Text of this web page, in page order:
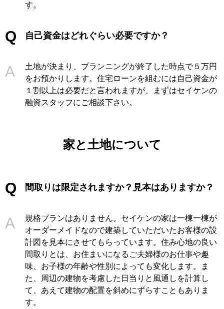
す。
自己資金はどれぐらい必要ですか？
土地が決まり、プランニングが終了した時点で５万円
をお預かりします。住宅ローンを組むには自己資金が
１割以上は必要だと言われますが、まずはセイケンの
融資スタッフにご相談下さい。
家と土地について
間取りは限定されますか？見本はありますか？
規格プランはありません。セイケンの家は一棟一棟が
オーダーメイドなので建築していただいたお客様の設
計図を見本にさせてもらっています。住み心地の良い
間取りとは、お住まいになるご夫婦様のお仕事や趣
味、お子様の年齢や性別によっても変化します。ま
た、周辺の建物を考慮した日当りと風通しを計算し
て、あえて建物の配置を斜めにずらすこともありま
す。